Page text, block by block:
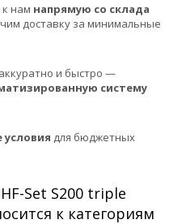
к нам напрямую со склада
доставку за минимальные
и быстро —
систему
условия для бюджетных
Set S200 triple
к категориям